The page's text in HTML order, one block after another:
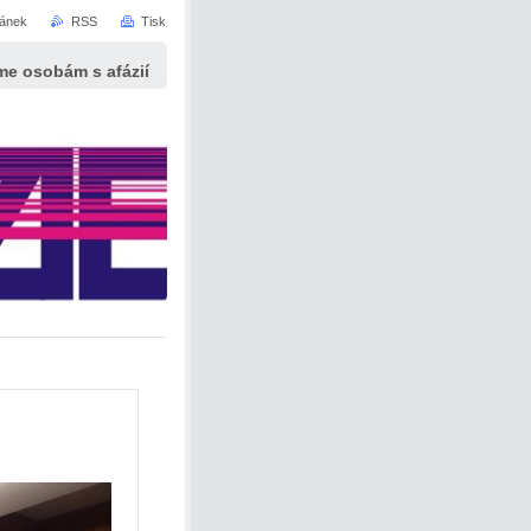
osobám s afázií
RSS Tisk